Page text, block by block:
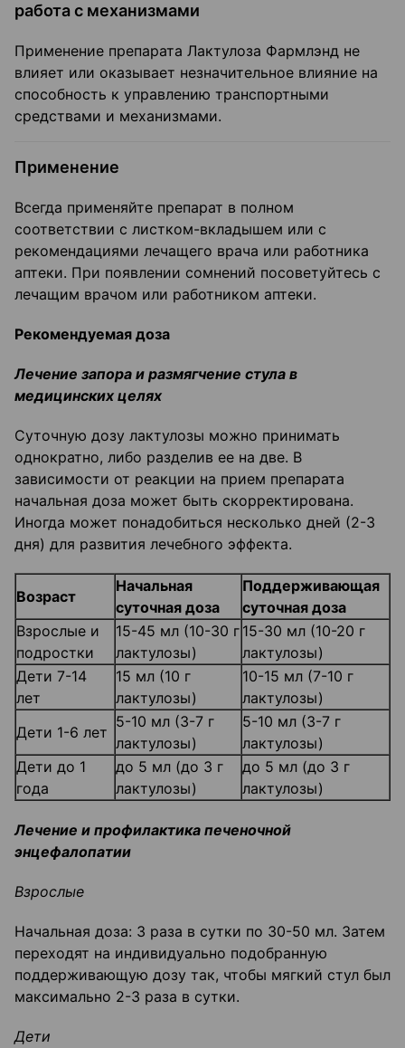
работа с механизмами
Применение препарата Лактулоза Фармлэнд не
влияет или оказывает незначительное влияние на
способность к управлению транспортными
средствами и механизмами.
Применение
Всегда применяйте препарат в полном
соответствии с листком-вкладышем или с
рекомендациями лечащего врача или работника
аптеки. При появлении сомнений посоветуйтесь с
лечащим врачом или работником аптеки.
Рекомендуемая доза
Лечение запора и размягчение стула в
медицинских целях
Суточную дозу лактулозы можно принимать
однократно, либо разделив ее на две. В
зависимости от реакции на прием препарата
начальная доза может быть скорректирована.
Иногда может понадобиться несколько дней (2-3
дня) для развития лечебного эффекта.
Возраст
Начальная
суточная доза
Поддерживающая
суточная доза
Взрослые и
подростки
15-45 мл (10-30 г
лактулозы)
15-30 мл (10-20 г
лактулозы)
Дети 7-14
лет
15 мл (10 г
лактулозы)
10-15 мл (7-10 г
лактулозы)
Дети 1-6 лет
5-10 мл (3-7 г
лактулозы)
5-10 мл (3-7 г
лактулозы)
Дети до 1
года
до 5 мл (до 3 г
лактулозы)
до 5 мл (до 3 г
лактулозы)
Лечение и профилактика печеночной
энцефалопатии
Взрослые
Начальная доза: 3 раза в сутки по 30-50 мл. Затем
переходят на индивидуально подобранную
поддерживающую дозу так, чтобы мягкий стул был
максимально 2-3 раза в сутки.
Дети